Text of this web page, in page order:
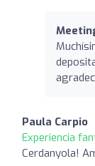
Paula Carpio
Experiencia
Cerdanyola!